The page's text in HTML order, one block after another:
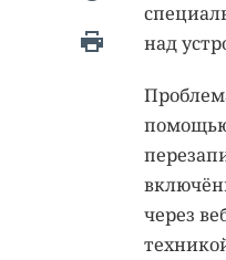
над
помощью
через